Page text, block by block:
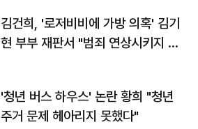
김건희, '로저비비에 가방 의혹' 김기
현 부부 재판서 "범죄 연상시키지 말
'청년 버스 하우스' 논란 황희 "청년
주거 문제 헤아리지 못했다"